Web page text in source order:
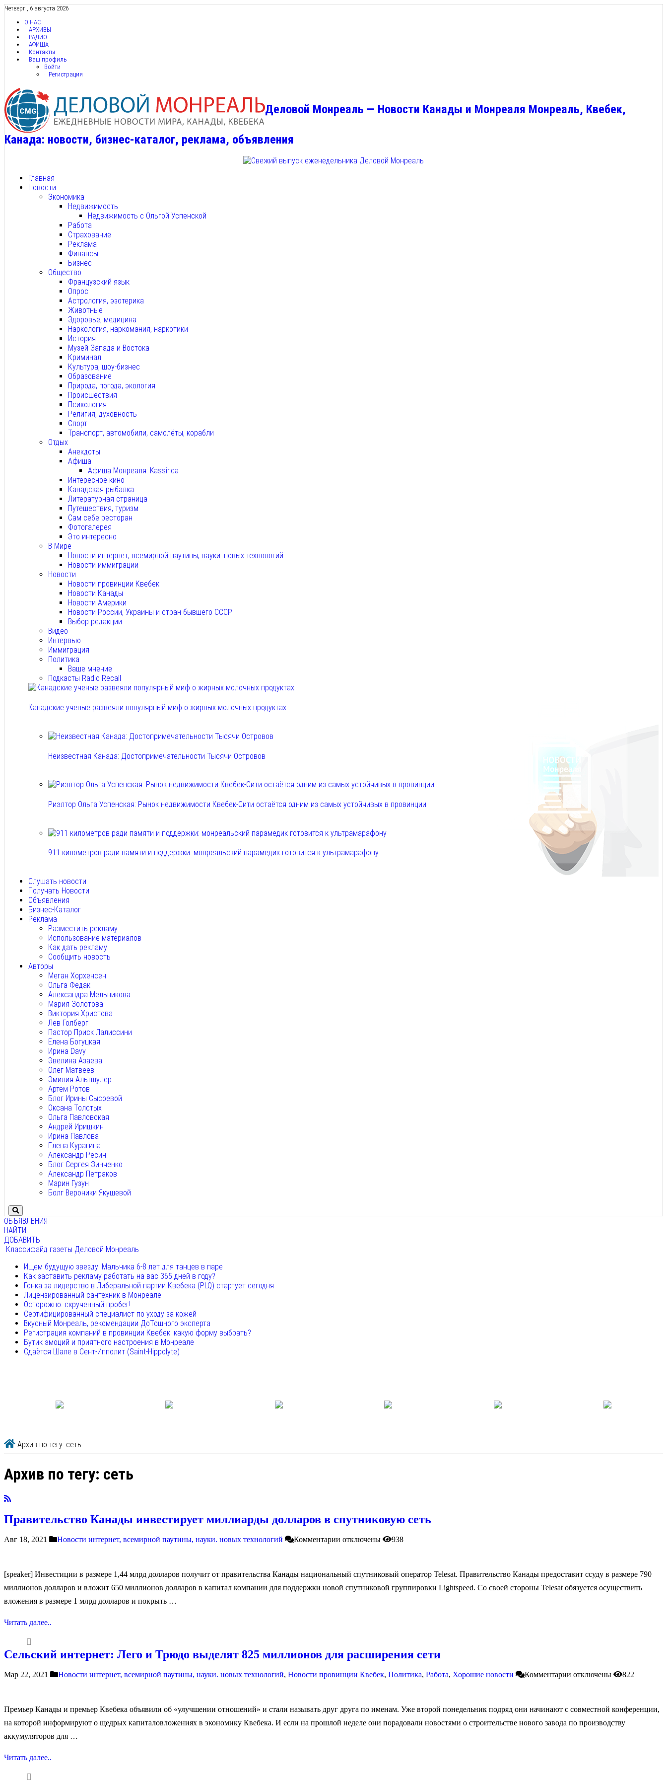
Четверг , 6 августа 2026
О НАС
АРХИВЫ
РАДИО
АФИША
Контакты
Ваш профиль
Войти
Регистрация
Деловой Монреаль — Новости Канады и Монреаля Монреаль, Квебек,
Канада: новости, бизнес-каталог, реклама, объявления
Главная
Новости
Экономика
Недвижимость
Недвижимость с Ольгой Успенской
Работа
Страхование
Реклама
Финансы
Бизнес
Общество
Французский язык
Опрос
Астрология, эзотерика
Животные
Здоровье, медицина
Наркология, наркомания, наркотики
История
Музей Запада и Востока
Криминал
Культура, шоу-бизнес
Образование
Природа, погода, экология
Происшествия
Психология
Религия, духовность
Спорт
Транспорт, автомобили, самолёты, корабли
Отдых
Анекдоты
Афиша
Афиша Монреаля: Kassir.ca
Интересное кино
Канадская рыбалка
Литературная страница
Путешествия, туризм
Сам себе ресторан
Фотогалерея
Это интересно
В Мире
Новости интернет, всемирной паутины, науки. новых технологий
Новости иммиграции
Новости
Новости провинции Квебек
Новости Канады
Новости Америки
Новости России, Украины и стран бывшего СССР
Выбор редакции
Видео
Интервью
Иммиграция
Политика
Ваше мнение
Подкасты Radio Recall
Канадские ученые развеяли популярный миф о жирных молочных продуктах
Неизвестная Канада: Достопримечательности Тысячи Островов
Риэлтор Ольга Успенская: Рынок недвижимости Квебек-Сити остаётся одним из самых устойчивых в провинции
911 километров ради памяти и поддержки: монреальский парамедик готовится к ультрамарафону
Слушать новости
Получать Новости
Объявления
Бизнес-Каталог
Реклама
Разместить рекламу
Использование материалов
Как дать рекламу
Сообщить новость
Авторы
Меган Хорхенсен
Ольга Федак
Александра Мельникова
Мария Золотова
Виктория Христова
Лев Голберг
Пастор Приск Лалиссини
Елена Богуцкая
Ирина Davy
Эвелина Азаева
Олег Матвеев
Эмилия Альтшулер
Артем Ротов
Блог Ирины Сысоевой
Оксана Толстых
Ольга Павловская
Андрей Иришкин
Ирина Павлова
Елена Курагина
Александр Ресин
Блог Сергея Зинченко
Александр Петраков
Марин Гузун
Болг Вероники Якушевой
ОБЪЯВЛЕНИЯ
НАЙТИ
ДОБАВИТЬ
Классифайд газеты Деловой Монреаль
Ищем будущую звезду! Мальчика 6-8 лет для танцев в паре
Как заставить рекламу работать на вас 365 дней в году?
Гонка за лидерство в Либеральной партии Квебека (PLQ) стартует сегодня
Лицензированный сантехник в Монреале
Осторожно: скрученный пробег!
Сертифицированный специалист по уходу за кожей
Вкусный Монреаль, рекомендации ДоТошного эксперта
Регистрация компаний в провинции Квебек: какую форму выбрать?
Бутик эмоций и приятного настроения в Монреале
Сдаётся Шале в Сент-Ипполит (Saint-Hippolyte)
Архив по тегу: сеть
Архив по тегу: сеть
Правительство Канады инвестирует миллиарды долларов в спутниковую сеть
Авг 18, 2021 Новости интернет, всемирной паутины, науки. новых технологий Комментарии отключены 938
[speaker] Инвестиции в размере 1,44 млрд долларов получит от правительства Канады национальный спутниковый оператор Telesat. Правительство Канады предоставит ссуду в размере 790
миллионов долларов и вложит 650 миллионов долларов в капитал компании для поддержки новой спутниковой группировки Lightspeed. Со своей стороны Telesat обязуется осуществить
вложения в размере 1 млрд долларов и покрыть …
Читать далее..
Сельский интернет: Лего и Трюдо выделят 825 миллионов для расширения сети
Мар 22, 2021 Новости интернет, всемирной паутины, науки. новых технологий, Новости провинции Квебек, Политика, Работа, Хорошие новости Комментарии отключены 822
Премьер Канады и премьер Квебека объявили об «улучшении отношений» и стали называть друг друга по именам. Уже второй понедельник подряд они начинают с совместной конференции,
на которой информируют о щедрых капиталовложениях в экономику Квебека. И если на прошлой неделе они порадовали новостями о строительстве нового завода по производству
аккумуляторов для …
Читать далее..